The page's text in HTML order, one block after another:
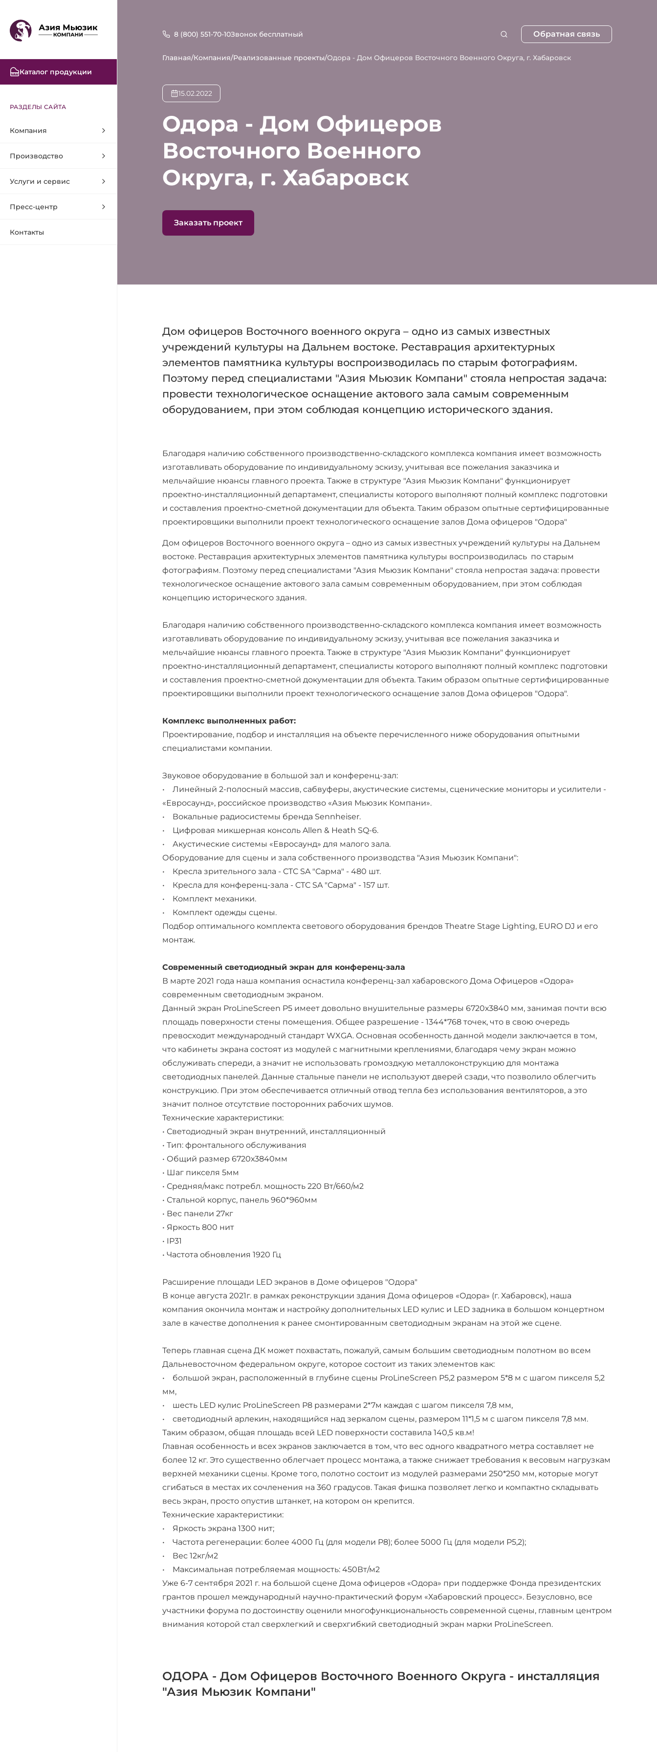
Каталог продукции
РАЗДЕЛЫ САЙТА
Компания
Производство
Услуги и сервис
Пресс-центр
Контакты
8 (800) 551-70-10Звонок бесплатный Обратная связь
Главная/Компания/Реализованные проекты/Одора - Дом Офицеров Восточного Военного Округа, г. Хабаровск
15.02.2022
Одора - Дом Офицеров
Восточного Военного
Округа, г. Хабаровск
Заказать проект
Дом офицеров Восточного военного округа – одно из самых известных
учреждений культуры на Дальнем востоке. Реставрация архитектурных
элементов памятника культуры воспроизводилась по старым фотографиям.
Поэтому перед специалистами "Азия Мьюзик Компани" стояла непростая задача:
провести технологическое оснащение актового зала самым современным
оборудованием, при этом соблюдая концепцию исторического здания.
Благодаря наличию собственного производственно-складского комплекса компания имеет возможность
изготавливать оборудование по индивидуальному эскизу, учитывая все пожелания заказчика и
мельчайшие нюансы главного проекта. Также в структуре "Азия Мьюзик Компани" функционирует
проектно-инсталляционный департамент, специалисты которого выполняют полный комплекс подготовки
и составления проектно-сметной документации для объекта. Таким образом опытные сертифицированные
проектировщики выполнили проект технологического оснащение залов Дома офицеров "Одора"
Дом офицеров Восточного военного округа – одно из самых известных учреждений культуры на Дальнем
востоке. Реставрация архитектурных элементов памятника культуры воспроизводилась по старым
фотографиям. Поэтому перед специалистами "Азия Мьюзик Компани" стояла непростая задача: провести
технологическое оснащение актового зала самым современным оборудованием, при этом соблюдая
концепцию исторического здания.
Благодаря наличию собственного производственно-складского комплекса компания имеет возможность
изготавливать оборудование по индивидуальному эскизу, учитывая все пожелания заказчика и
мельчайшие нюансы главного проекта. Также в структуре "Азия Мьюзик Компани" функционирует
проектно-инсталляционный департамент, специалисты которого выполняют полный комплекс подготовки
и составления проектно-сметной документации для объекта. Таким образом опытные сертифицированные
проектировщики выполнили проект технологического оснащение залов Дома офицеров "Одора".
Комплекс выполненных работ:
Проектирование, подбор и инсталляция на объекте перечисленного ниже оборудования опытными
специалистами компании.
Звуковое оборудование в большой зал и конференц-зал:
• Линейный 2-полосный массив, сабвуферы, акустические системы, сценические мониторы и усилители -
«Евросаунд», российское производство «Азия Мьюзик Компани».
• Вокальные радиосистемы бренда Sennheiser.
• Цифровая микшерная консоль Allen & Heath SQ-6.
• Акустические системы «Евросаунд» для малого зала.
Оборудование для сцены и зала собственного производства "Азия Мьюзик Компани":
• Кресла зрительного зала - CTC SA "Сарма" - 480 шт.
• Кресла для конференц-зала - CTC SA "Сарма" - 157 шт.
• Комплект механики.
• Комплект одежды сцены.
Подбор оптимального комплекта светового оборудования брендов Theatre Stage Lighting, EURO DJ и его
монтаж.
Современный светодиодный экран для конференц-зала
В марте 2021 года наша компания оснастила конференц-зал хабаровского Дома Офицеров «Одора»
современным светодиодным экраном.
Данный экран ProLineScreen P5 имеет довольно внушительные размеры 6720х3840 мм, занимая почти всю
площадь поверхности стены помещения. Общее разрешение - 1344*768 точек, что в свою очередь
превосходит международный стандарт WXGA. Основная особенность данной модели заключается в том,
что кабинеты экрана состоят из модулей с магнитными креплениями, благодаря чему экран можно
обслуживать спереди, а значит не использовать громоздкую металлоконструкцию для монтажа
светодиодных панелей. Данные стальные панели не используют дверей сзади, что позволило облегчить
конструкцию. При этом обеспечивается отличный отвод тепла без использования вентиляторов, а это
значит полное отсутствие посторонних рабочих шумов.
Технические характеристики:
• Светодиодный экран внутренний, инсталляционный
• Тип: фронтального обслуживания
• Общий размер 6720х3840мм
• Шаг пикселя 5мм
• Средняя/макс потребл. мощность 220 Вт/660/м2
• Стальной корпус, панель 960*960мм
• Вес панели 27кг
• Яркость 800 нит
• IP31
• Частота обновления 1920 Гц
Расширение площади LED экранов в Доме офицеров "Одора"
В конце августа 2021г. в рамках реконструкции здания Дома офицеров «Одора» (г. Хабаровск), наша
компания окончила монтаж и настройку дополнительных LED кулис и LED задника в большом концертном
зале в качестве дополнения к ранее смонтированным светодиодным экранам на этой же сцене.
Теперь главная сцена ДК может похвастать, пожалуй, самым большим светодиодным полотном во всем
Дальневосточном федеральном округе, которое состоит из таких элементов как:
• большой экран, расположенный в глубине сцены ProLineScreen P5,2 размером 5*8 м с шагом пикселя 5,2
мм,
• шесть LED кулис ProLineScreen P8 размерами 2*7м каждая с шагом пикселя 7,8 мм,
• светодиодный арлекин, находящийся над зеркалом сцены, размером 11*1,5 м с шагом пикселя 7,8 мм.
Таким образом, общая площадь всей LED поверхности составила 140,5 кв.м!
Главная особенность и всех экранов заключается в том, что вес одного квадратного метра составляет не
более 12 кг. Это существенно облегчает процесс монтажа, а также снижает требования к весовым нагрузкам
верхней механики сцены. Кроме того, полотно состоит из модулей размерами 250*250 мм, которые могут
сгибаться в местах их сочленения на 360 градусов. Такая фишка позволяет легко и компактно складывать
весь экран, просто опустив штанкет, на котором он крепится.
Технические характеристики:
• Яркость экрана 1300 нит;
• Частота регенерации: более 4000 Гц (для модели P8); более 5000 Гц (для модели P5,2);
• Вес 12кг/м2
• Максимальная потребляемая мощность: 450Вт/м2
Уже 6-7 сентября 2021 г. на большой сцене Дома офицеров «Одора» при поддержке Фонда президентских
грантов прошел международный научно-практический форум «Хабаровский процесс». Безусловно, все
участники форума по достоинству оценили многофункциональность современной сцены, главным центром
внимания которой стал сверхлегкий и сверхгибкий светодиодный экран марки ProLineScreen.
ОДОРА - Дом Офицеров Восточного Военного Округа - инсталляция
"Азия Мьюзик Компани"